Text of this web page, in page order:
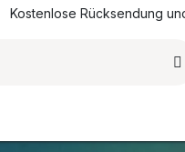
Kostenlose Rücksendung